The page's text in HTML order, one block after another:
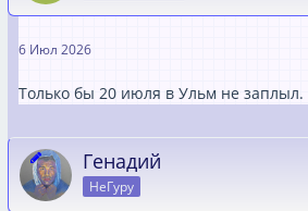
6 Июл 2026
Только бы 20 июля в Ульм не заплыл.
Генадий
НеГуру